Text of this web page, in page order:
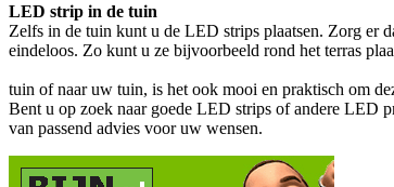
LED strip in de tuin
Zelfs in de tuin kunt u de LED strips plaatsen. Zorg er
eindeloos. Zo kunt u ze bijvoorbeeld rond het terras
tuin of naar uw tuin, is het ook mooi en praktisch om
Bent u op zoek naar goede LED strips of andere LED
van passend advies voor uw wensen.